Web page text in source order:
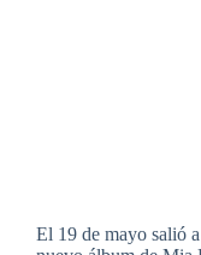
El 19 de mayo salió